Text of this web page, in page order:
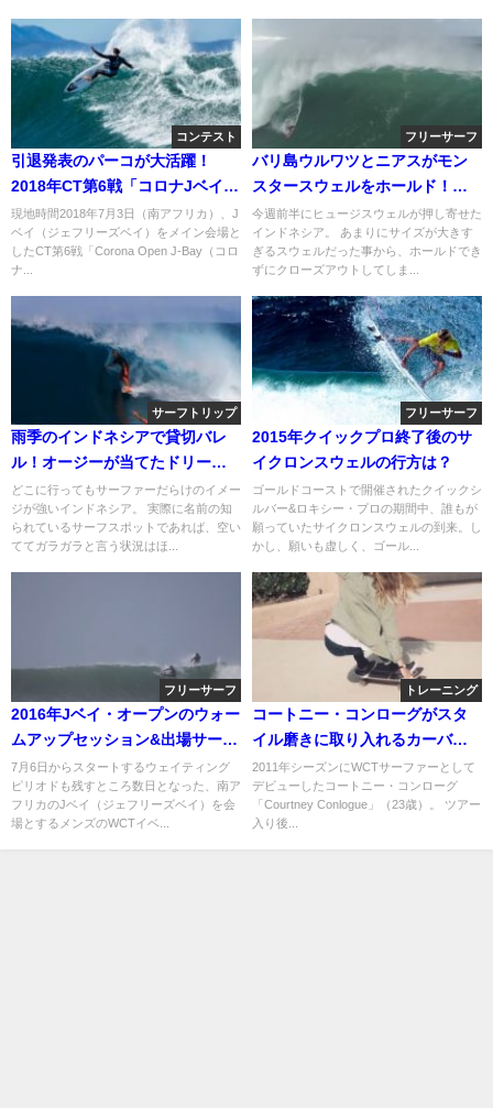
コンテスト
引退発表のパーコが大活躍！
2018年CT第6戦「コロナJベイ」
二日目
現地時間2018年7月3日（南アフリカ）、J
ベイ（ジェフリーズベイ）をメイン会場と
したCT第6戦「Corona Open J-Bay（コロ
ナ...
フリーサーフ
バリ島ウルワツとニアスがモン
スタースウェルをホールド！ス
ーパーセッション動画
今週前半にヒュージスウェルが押し寄せた
インドネシア。 あまりにサイズが大きす
ぎるスウェルだった事から、ホールドでき
ずにクローズアウトしてしま...
サーフトリップ
雨季のインドネシアで貸切バレ
ル！オージーが当てたドリーム
セッション動画
どこに行ってもサーファーだらけのイメー
ジが強いインドネシア。 実際に名前の知
られているサーフスポットであれば、空い
ててガラガラと言う状況はほ...
フリーサーフ
2015年クイックプロ終了後のサ
イクロンスウェルの行方は？
ゴールドコーストで開催されたクイックシ
ルバー&ロキシー・プロの期間中、誰もが
願っていたサイクロンスウェルの到来。し
かし、願いも虚しく、ゴール...
フリーサーフ
2016年Jベイ・オープンのウォー
ムアップセッション&出場サーフ
ァー情報
7月6日からスタートするウェイティング
ピリオドも残すところ数日となった、南ア
フリカのJベイ（ジェフリーズベイ）を会
場とするメンズのWCTイベ...
トレーニング
コートニー・コンローグがスタ
イル磨きに取り入れるカーバー
（スケートボード）
2011年シーズンにWCTサーファーとして
デビューしたコートニー・コンローグ
「Courtney Conlogue」（23歳）。 ツアー
入り後...